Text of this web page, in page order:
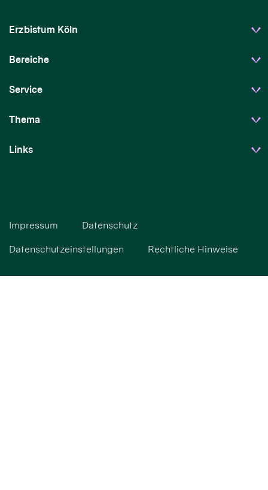
Erzbistum Köln
Bereiche
Service
Thema
Links
Impressum Datenschutz
Datenschutzeinstellungen Rechtliche Hinweise